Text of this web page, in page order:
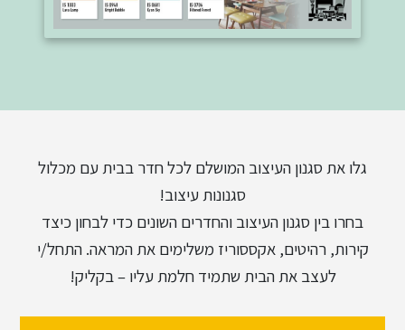
גלו את סגנון העיצוב המושלם לכל חדר בבית עם מכלול
סגנונות עיצוב!
בחרו בין סגנון העיצוב והחדרים השונים כדי לבחון כיצד
קירות, רהיטים, אקססוריז משלימים את המראה. התחל/י
לעצב את הבית שתמיד חלמת עליו – בקליק!